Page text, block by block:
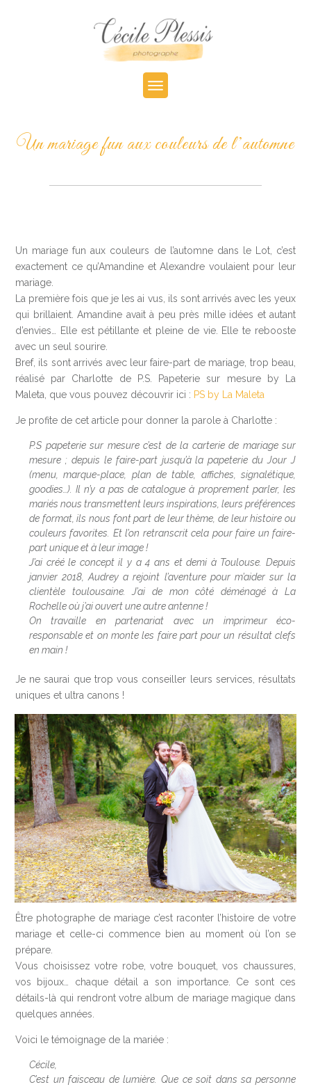
Un mariage fun aux couleurs de l’automne
Un mariage fun aux couleurs de l’automne dans le Lot, c’est
exactement ce qu’Amandine et Alexandre voulaient pour leur
mariage.
La première fois que je les ai vus, ils sont arrivés avec les yeux
qui brillaient. Amandine avait à peu près mille idées et autant
d’envies… Elle est pétillante et pleine de vie. Elle te rebooste
avec un seul sourire.
Bref, ils sont arrivés avec leur faire-part de mariage, trop beau,
réalisé par Charlotte de P.S. Papeterie sur mesure by La
Maleta, que vous pouvez découvrir ici : PS by La Maleta
Je profite de cet article pour donner la parole à Charlotte :
P.S papeterie sur mesure c’est de la carterie de mariage sur
mesure ; depuis le faire-part jusqu’à la papeterie du Jour J
(menu, marque-place, plan de table, affiches, signalétique,
goodies…). Il n’y a pas de catalogue à proprement parler, les
mariés nous transmettent leurs inspirations, leurs préférences
de format, ils nous font part de leur thème, de leur histoire ou
couleurs favorites. Et l’on retranscrit cela pour faire un faire-
part unique et à leur image !
J’ai créé le concept il y a 4 ans et demi à Toulouse. Depuis
janvier 2018, Audrey a rejoint l’aventure pour m’aider sur la
clientèle toulousaine. J’ai de mon côté déménagé à La
Rochelle où j’ai ouvert une autre antenne !
On travaille en partenariat avec un imprimeur éco-
responsable et on monte les faire part pour un résultat clefs
en main !
Je ne saurai que trop vous conseiller leurs services, résultats
uniques et ultra canons !
Être photographe de mariage c’est raconter l’histoire de votre
mariage et celle-ci commence bien au moment où l’on se
prépare.
Vous choisissez votre robe, votre bouquet, vos chaussures,
vos bijoux… chaque détail a son importance. Ce sont ces
détails-là qui rendront votre album de mariage magique dans
quelques années.
Voici le témoignage de la mariée :
Cécile,
C’est un faisceau de lumière. Que ce soit dans sa personne